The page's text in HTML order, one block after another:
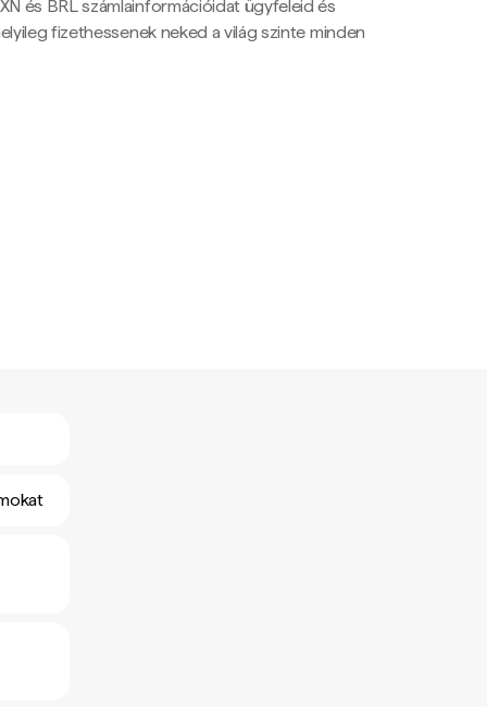
és BRL számlainformációidat ügyfeleid és
fizethessenek neked a világ szinte minden